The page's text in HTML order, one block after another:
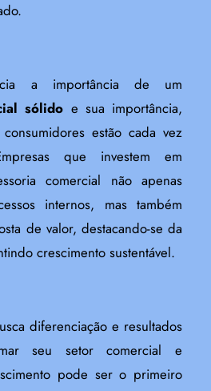
a importância de um
sólido e sua importância,
estão cada vez
que investem em
comercial não apenas
internos, mas também
de valor, destacando-se da
crescimento sustentável.
diferenciação e resultados
seu setor comercial e
pode ser o primeiro